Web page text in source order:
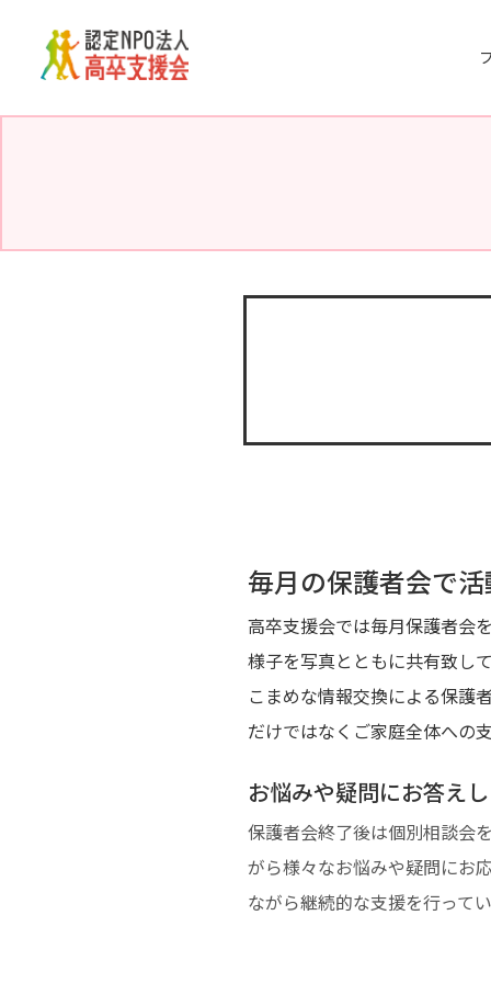
毎月の保護者会で
高卒支援会では毎月保護者会
様子を写真とともに共有致して
こまめな情報交換による保護
だけではなくご家庭全体への
お悩みや疑問にお答え
保護者会終了後は個別相談会
がら様々なお悩みや疑問にお
ながら継続的な支援を行ってい